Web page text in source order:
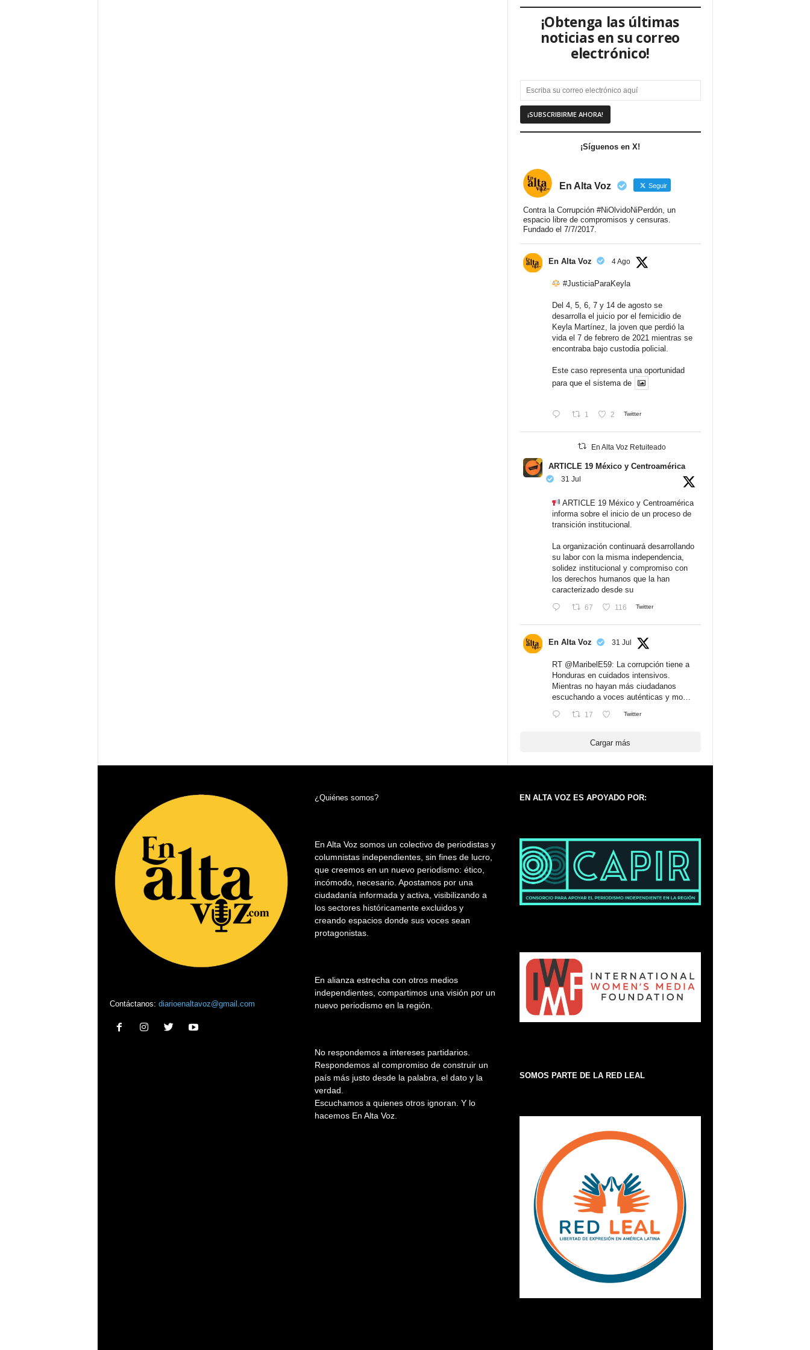
¡Obtenga las últimas
noticias en su correo
electrónico!
¡Síguenos en X!
En Alta Voz Seguir
Contra la Corrupción #NiOlvidoNiPerdón, un
espacio libre de compromisos y censuras.
Fundado el 7/7/2017.
En Alta Voz 4 Ago
#JusticiaParaKeyla
Del 4, 5, 6, 7 y 14 de agosto se
desarrolla el juicio por el femicidio de
Keyla Martínez, la joven que perdió la
vida el 7 de febrero de 2021 mientras se
encontraba bajo custodia policial.
Este caso representa una oportunidad
para que el sistema de
1 2 Twitter
En Alta Voz Retuiteado
ARTICLE 19 México y Centroamérica
31 Jul
ARTICLE 19 México y Centroamérica
informa sobre el inicio de un proceso de
transición institucional.
La organización continuará desarrollando
su labor con la misma independencia,
solidez institucional y compromiso con
los derechos humanos que la han
caracterizado desde su
67 116 Twitter
En Alta Voz 31 Jul
RT @MaribelE59: La corrupción tiene a
Honduras en cuidados intensivos.
Mientras no hayan más ciudadanos
escuchando a voces auténticas y mo…
17 Twitter
Cargar más
Contáctanos: diarioenaltavoz@gmail.com
¿Quiénes somos?
En Alta Voz somos un colectivo de periodistas y
columnistas independientes, sin fines de lucro,
que creemos en un nuevo periodismo: ético,
incómodo, necesario. Apostamos por una
ciudadanía informada y activa, visibilizando a
los sectores históricamente excluidos y
creando espacios donde sus voces sean
protagonistas.
En alianza estrecha con otros medios
independientes, compartimos una visión por un
nuevo periodismo en la región.
No respondemos a intereses partidarios.
Respondemos al compromiso de construir un
país más justo desde la palabra, el dato y la
verdad.
Escuchamos a quienes otros ignoran. Y lo
hacemos En Alta Voz.
EN ALTA VOZ ES APOYADO POR:
SOMOS PARTE DE LA RED LEAL